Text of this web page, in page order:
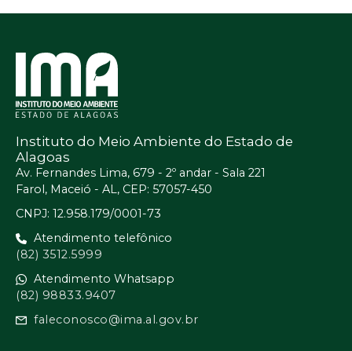
Instituto do Meio Ambiente do Estado de
Alagoas
Av. Fernandes Lima, 679 - 2º andar - Sala 221
Farol, Maceió - AL, CEP: 57057-450
CNPJ: 12.958.179/0001-73
Atendimento telefônico
(82) 3512.5999
Atendimento Whatsapp
(82) 98833.9407
faleconosco@ima.al.gov.br